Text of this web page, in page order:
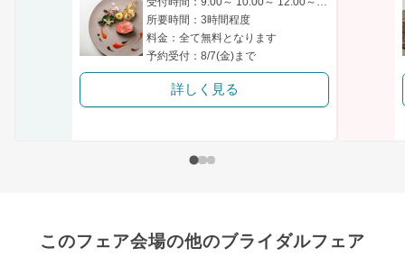
所要時間：3時間程度
料金：全て無料となります
予約受付：8/7(金)まで
詳しく見る
このフェア会場の他のブライダルフェア